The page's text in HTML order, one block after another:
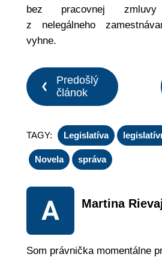
bez pracovnej
z nelegálneho
vyhne.
Predošlý
článok
TAGY: Legislatíva
Novela správa
Martina
Som právnička momentálne